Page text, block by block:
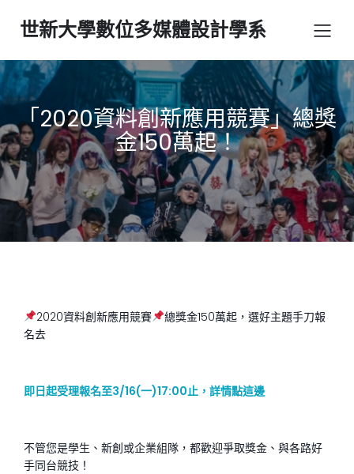
世新大學數位多媒體設計學系
「2020資料創新應用競賽」總獎
金150萬起！
2020資料創新應用競賽
總獎金150萬起，選好主題手刀報
名去
即日起受理報名至3/16(一)17:00止，詳情點這邊
不管您是學生、新創或企業組隊，都歡迎爭取獎金、與各路好
手同台競技！